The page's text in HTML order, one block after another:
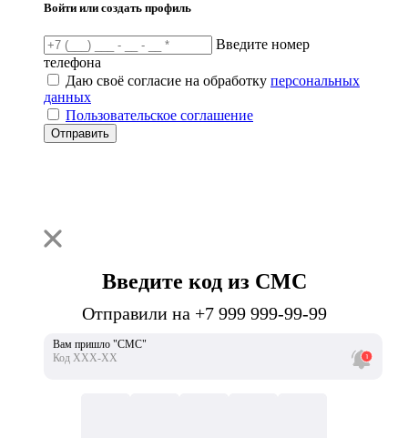
Войти или создать профиль
Введите номер
телефона
Даю своё согласие на обработку персональных
данных
Пользовательское соглашение
Отправить
Введите код из СМС
Отправили на +7 999 999-99-99
Вам пришло "СМС"
Код ХХХ-ХХ